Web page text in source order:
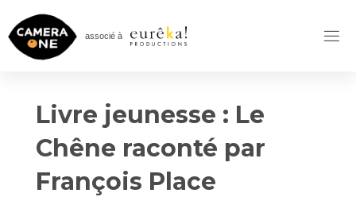
content
associé à
Livre jeunesse : Le
Chêne raconté par
François Place